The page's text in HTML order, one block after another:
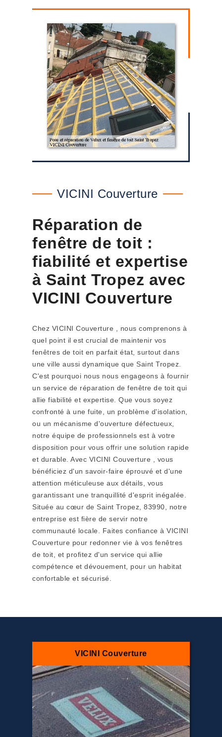
VICINI Couverture
Réparation de
fenêtre de toit :
fiabilité et expertise
à Saint Tropez avec
VICINI Couverture
Chez VICINI Couverture , nous comprenons à
quel point il est crucial de maintenir vos
fenêtres de toit en parfait état, surtout dans
une ville aussi dynamique que Saint Tropez.
C'est pourquoi nous nous engageons à fournir
un service de réparation de fenêtre de toit qui
allie fiabilité et expertise. Que vous soyez
confronté à une fuite, un problème d'isolation,
ou un mécanisme d'ouverture défectueux,
notre équipe de professionnels est à votre
disposition pour vous offrir une solution rapide
et durable. Avec VICINI Couverture , vous
bénéficiez d'un savoir-faire éprouvé et d'une
attention méticuleuse aux détails, vous
garantissant une tranquillité d'esprit inégalée.
Située au cœur de Saint Tropez, 83990, notre
entreprise est fière de servir notre
communauté locale. Faites confiance à VICINI
Couverture pour redonner vie à vos fenêtres
de toit, et profitez d'un service qui allie
compétence et dévouement, pour un habitat
confortable et sécurisé.
VICINI Couverture